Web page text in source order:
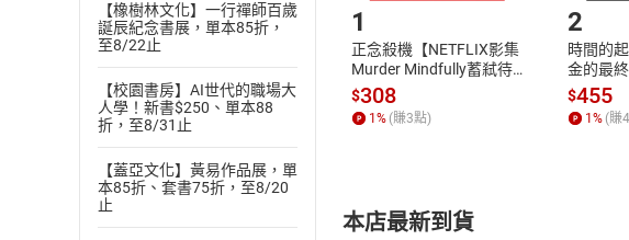
【橡樹林文化】一行禪師百歲
誕辰紀念書展，單本85折，
至8/22止
【校園書房】AI世代的職場大
人學！新書$250、單本88
折，至8/31止
【蓋亞文化】黃易作品展，單
本85折、套書75折，至8/20
止
1
正念殺機【NETFLIX影集
Murder Mindfully蓄弒待
發】【電子書】
$308
1% (賺3點)
2
時間的
金的最
$455
1% (賺4
本店最新到貨